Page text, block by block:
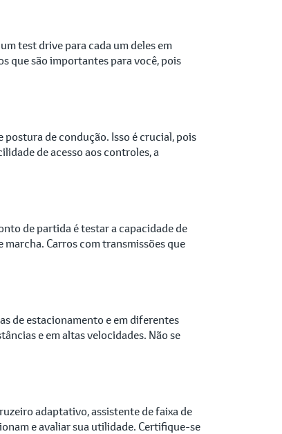
test drive para cada um deles em
que são importantes para você, pois
postura de condução. Isso é crucial, pois
de acesso aos controles, a
de partida é testar a capacidade de
Carros com transmissões que
de estacionamento e em diferentes
e em altas velocidades. Não se
adaptativo, assistente de faixa de
e avaliar sua utilidade. Certifique-se